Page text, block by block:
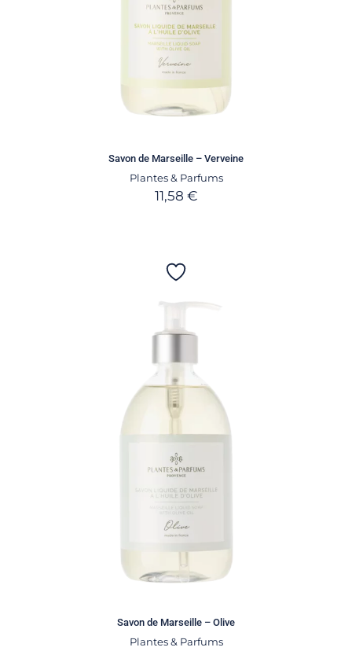
Savon de Marseille – Verveine
Plantes & Parfums
11,58 €
Savon de Marseille – Olive
Plantes & Parfums